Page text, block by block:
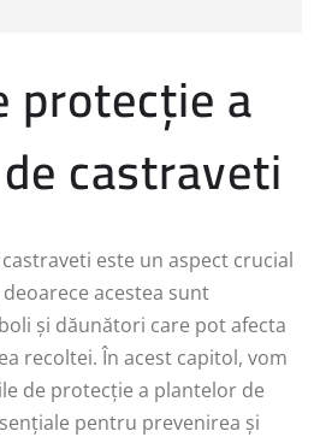
protecție a
castraveti
este un aspect crucial
acestea sunt
și dăunători care pot afecta
recoltei. În acest capitol, vom
de protecție a plantelor de
pentru prevenirea și